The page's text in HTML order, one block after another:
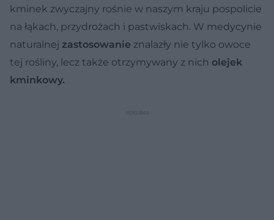
kminek zwyczajny rośnie w naszym kraju pospolicie
na łąkach, przydrożach i pastwiskach. W medycynie
naturalnej zastosowanie znalazły nie tylko owoce
tej rośliny, lecz także otrzymywany z nich olejek
kminkowy.